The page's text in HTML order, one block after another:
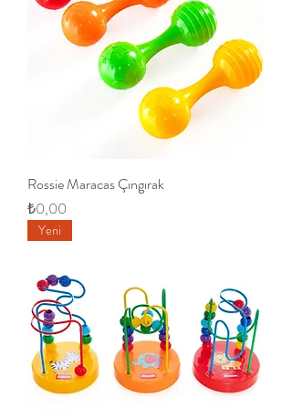
Rossie Maracas Çıngırak
Fiyat
₺0,00
Yeni